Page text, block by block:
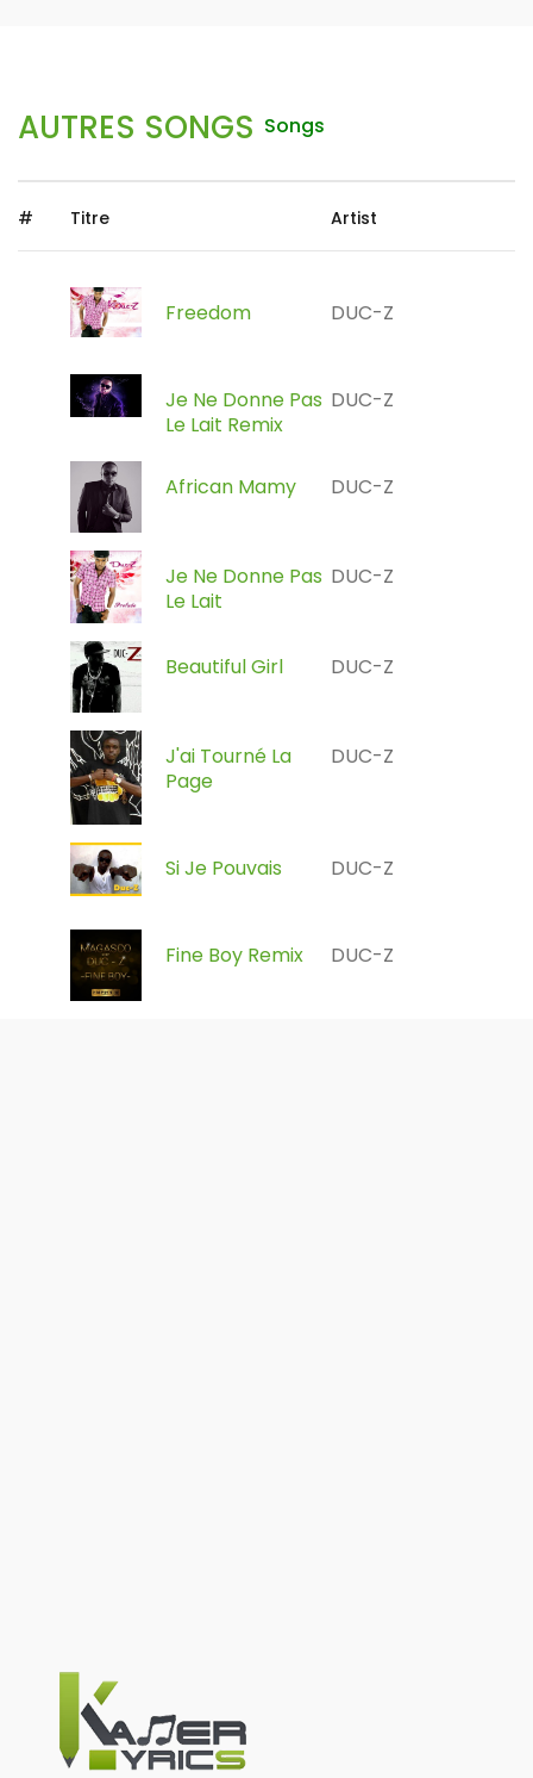
AUTRES SONGS Songs
# Titre Artist
Freedom DUC-Z
Je Ne Donne Pas
Le Lait Remix
DUC-Z
African Mamy DUC-Z
Je Ne Donne Pas
Le Lait
DUC-Z
Beautiful Girl DUC-Z
J'ai Tourné La
Page
DUC-Z
Si Je Pouvais DUC-Z
Fine Boy Remix DUC-Z